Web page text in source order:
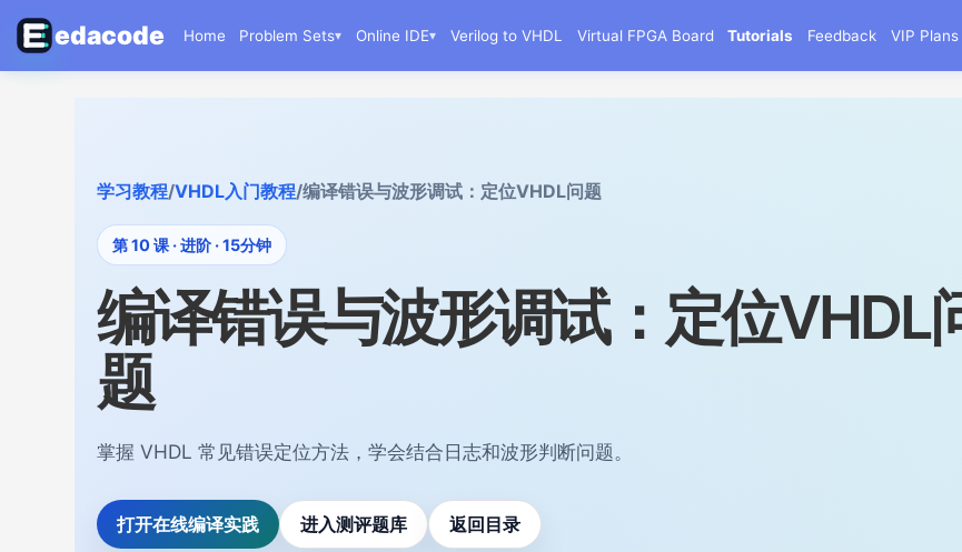
edacode Home Problem Sets▾ Online IDE▾ Verilog to VHDL Virtual FPGA Board Tutorials Feedback VIP Plans
学习教程/VHDL入门教程/编译错误与波形调试：定位VHDL问题
第 10 课 · 进阶 · 15分钟
编译错误与波形调试：定位VHDL
题
掌握 VHDL 常见错误定位方法，学会结合日志和波形判断问题。
打开在线编译实践 进入测评题库 返回目录